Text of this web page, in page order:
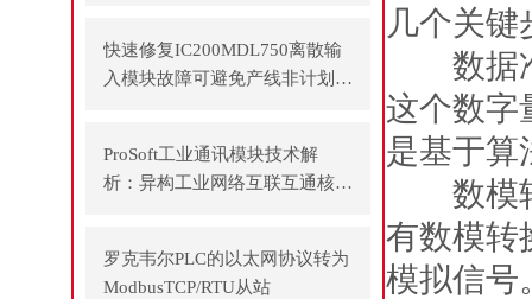
快速修复IC200MDL750离散输
入模块故障可避免产线非计划停
ProSoft工业通讯模块技术解
析：异构工业网络互联互通核心
罗克韦尔PLC的以太网协议转为
ModbusTCP/RTU从站
几个关键
数据准
这个数字
是基于算
数模转
有数模转
模拟信号